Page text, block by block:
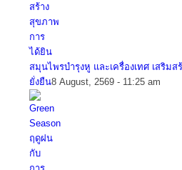
สมุนไพรบำรุงหู และเครื่องเทศ เสริม
ยั่งยืน8 August, 2569 - 11:25 am